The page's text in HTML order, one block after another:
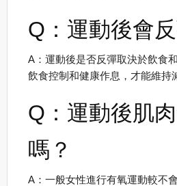
Q：運動後會
A：運動後是否反彈取決於飲食
飲食控制和健康作息，才能維持
Q：運動後肌
嗎？
A：一般女性進行有氧運動較不